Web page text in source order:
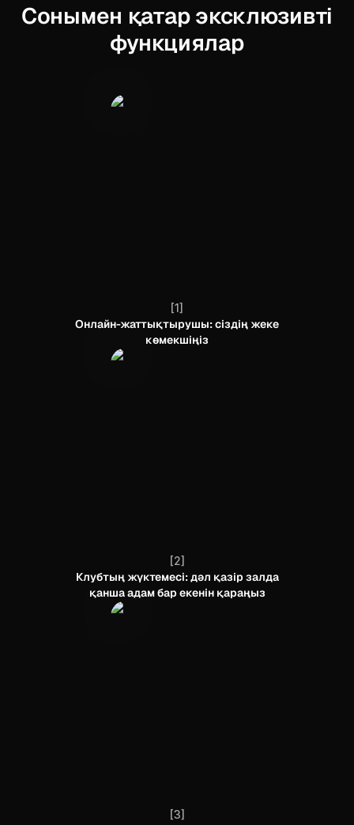
Сонымен қатар эксклюзивті
функциялар
[1]
Онлайн-жаттықтырушы: сіздің жеке
көмекшіңіз
[2]
Клубтың жүктемесі: дәл қазір залда
қанша адам бар екенін қараңыз
[3]